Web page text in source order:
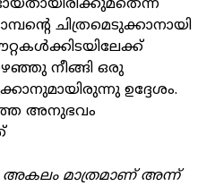
ചിത്രമെടുക്കാനായി
നീങ്ങി ഒരു
ഉദ്ദേശം.
അനുഭവം
അകലം മാത്രമാണ് അന്ന്